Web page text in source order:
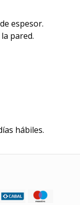
espesor.
pared.
hábiles.